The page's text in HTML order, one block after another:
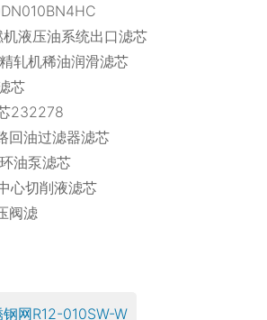
液压油系统出口滤芯
轧机稀油润滑滤芯
芯
232278
回油过滤器滤芯
油泵滤芯
心切削液滤芯
阀滤
网R12-010SW-W